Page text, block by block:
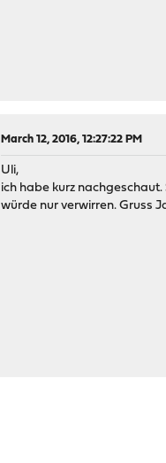
March 12, 2016, 12:27:22 PM
Uli,
ich habe kurz
würde nur verwirren. Gruss